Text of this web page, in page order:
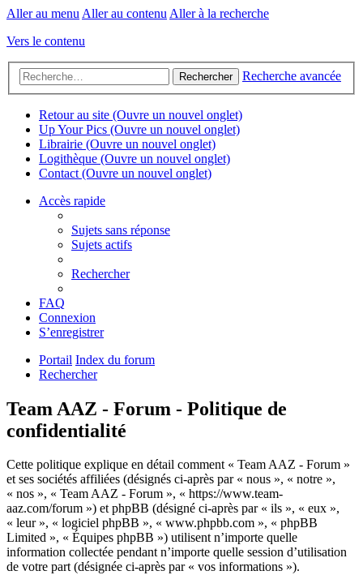
Aller au menu Aller au contenu Aller à la recherche
Vers le contenu
Rechercher Recherche avancée
Retour au site (Ouvre un nouvel onglet)
Up Your Pics (Ouvre un nouvel onglet)
Librairie (Ouvre un nouvel onglet)
Logithèque (Ouvre un nouvel onglet)
Contact (Ouvre un nouvel onglet)
Accès rapide
Sujets sans réponse
Sujets actifs
Rechercher
FAQ
Connexion
S’enregistrer
Portail Index du forum
Rechercher
Team AAZ - Forum - Politique de
confidentialité
Cette politique explique en détail comment « Team AAZ - Forum »
et ses sociétés affiliées (désignés ci-après par « nous », « notre »,
« nos », « Team AAZ - Forum », « https://www.team-
aaz.com/forum ») et phpBB (désigné ci-après par « ils », « eux »,
« leur », « logiciel phpBB », « www.phpbb.com », « phpBB
Limited », « Équipes phpBB ») utilisent n’importe quelle
information collectée pendant n’importe quelle session d’utilisation
de votre part (désignée ci-après par « vos informations »).